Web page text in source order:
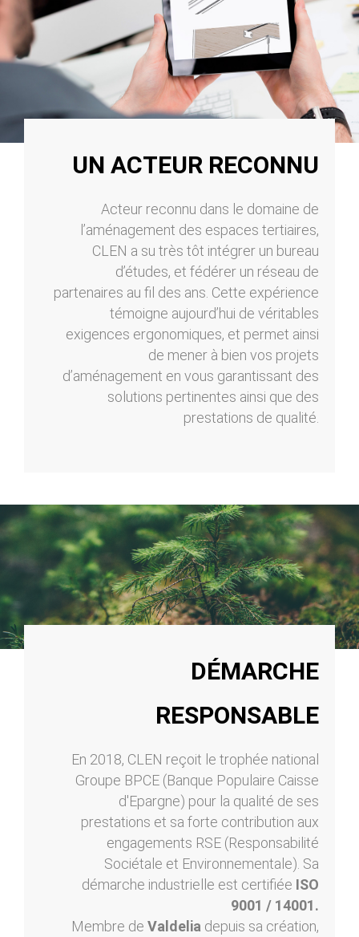
UN ACTEUR RECONNU
Acteur reconnu dans le domaine de
l’aménagement des espaces tertiaires,
CLEN a su très tôt intégrer un bureau
d’études, et fédérer un réseau de
partenaires au fil des ans. Cette expérience
témoigne aujourd’hui de véritables
exigences ergonomiques, et permet ainsi
de mener à bien vos projets
d’aménagement en vous garantissant des
solutions pertinentes ainsi que des
prestations de qualité.
DÉMARCHE
RESPONSABLE
En 2018, CLEN reçoit le trophée national
Groupe BPCE (Banque Populaire Caisse
d'Epargne) pour la qualité de ses
prestations et sa forte contribution aux
engagements RSE (Responsabilité
Sociétale et Environnementale). Sa
démarche industrielle est certifiée ISO
9001 / 14001.
Membre de Valdelia depuis sa création,